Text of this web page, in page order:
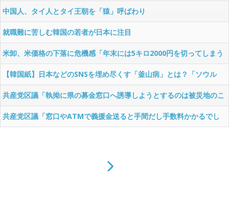
は切り離せ｣
中国人、タイ人とタイ王朝を「猿」呼ばわり
就職難に苦しむ韓国の若者が日本に注目
米卸、米価格の下落に危機感「年末には5キロ2000円を切ってしまう
のでは」
【韓国紙】日本などのSNSを埋め尽くす「釜山病」とは？「ソウル
病」に続く新ワード！
共産党区議「執拗に県の募金窓口へ誘導しようとするのは被災地のこ
とを考えてのこととは思えない」
共産党区議「窓口やATMで義援金送ると手間だし手数料かかるでし